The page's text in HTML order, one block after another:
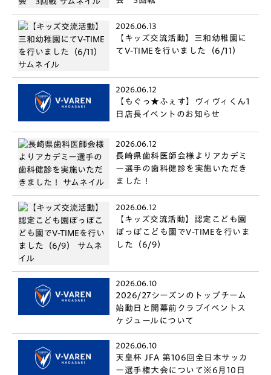
2026.06.13
【キッズ交流活動】三和幼稚園に
てV-TIMEを行いました（6/11）
2026.06.12
【もぐっ★ふぇす】ヴィヴィくん1
日店長イベントのお知らせ
2026.06.12
長崎県歯科医師会様よりアカデミ
ー選手の歯科健診を実施いただき
ました！
2026.06.12
【キッズ交流活動】認定こども園
ぽっぽこども園でV-TIMEを行いま
した（6/9）
2026.06.10
2026/27シーズンのトップチーム
始動日と開幕前クラブイベントス
ケジュールについて
2026.06.10
天皇杯 JFA 第106回全日本サッカ
ー選手権大会について※6月10日